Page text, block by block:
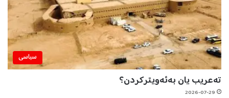
سیاسی
تەعریب یان بەئەویترکردن؟
2026-07-29